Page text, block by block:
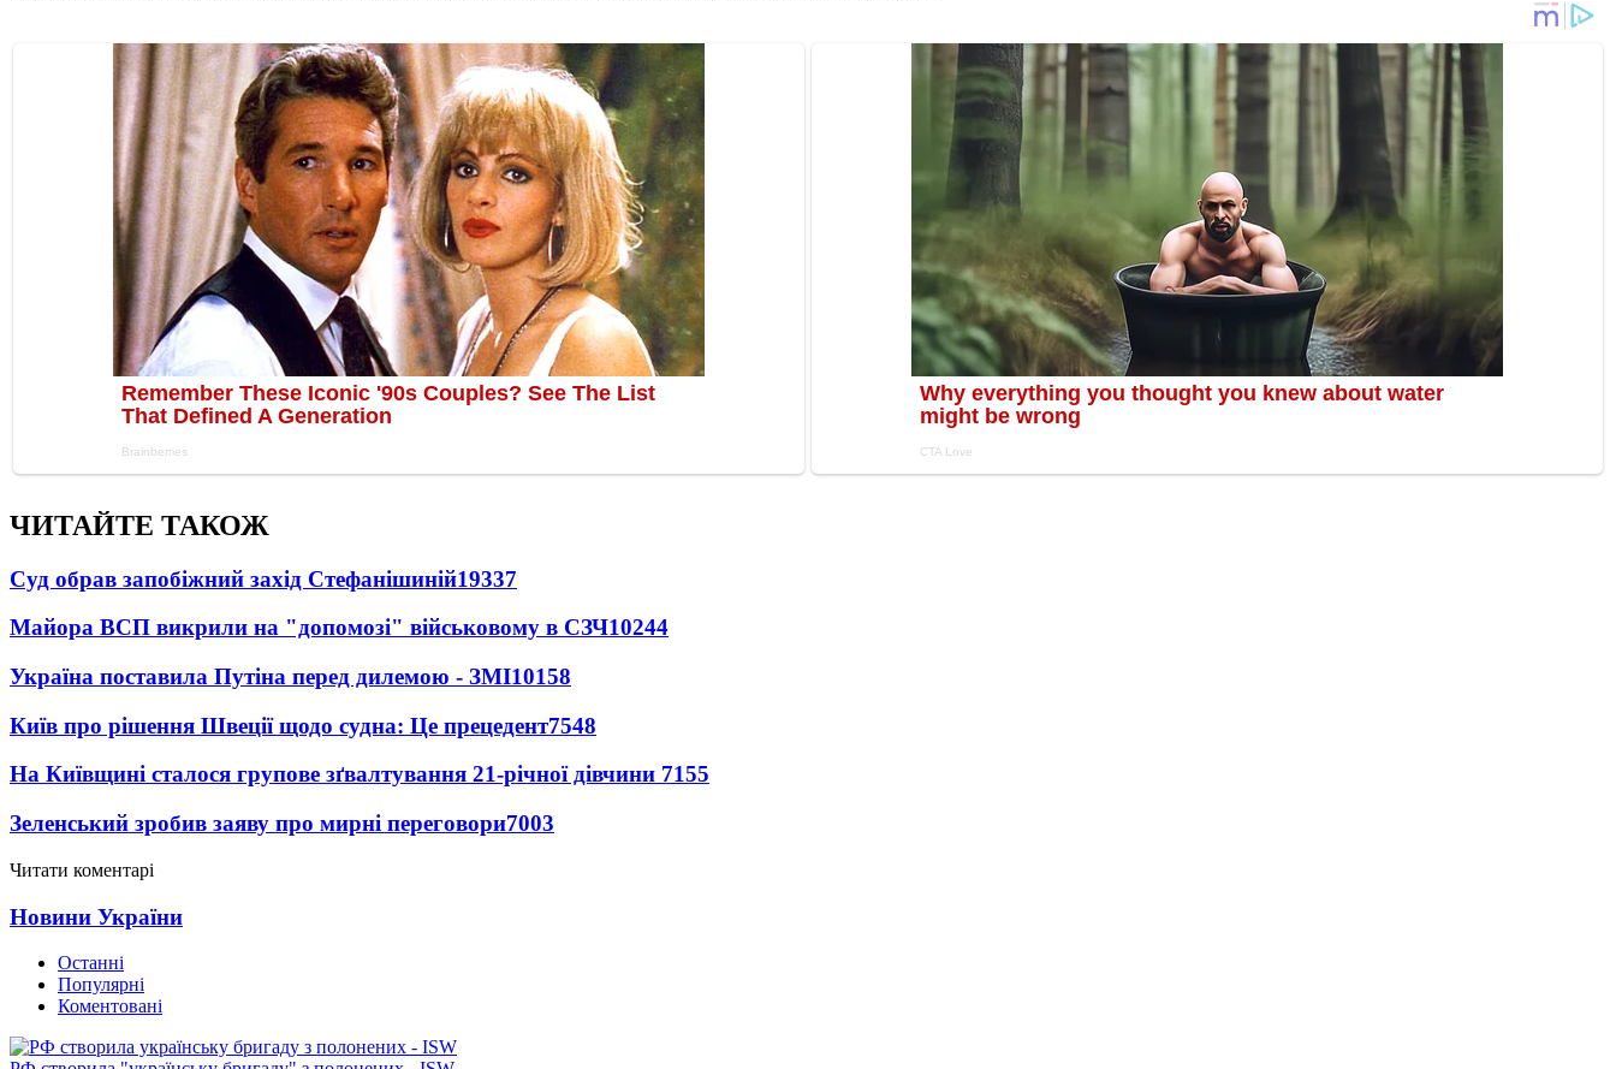
ЧИТАЙТЕ ТАКОЖ
Суд обрав запобіжний захід Стефанішиній19337
Майора ВСП викрили на "допомозі" військовому в СЗЧ10244
Україна поставила Путіна перед дилемою - ЗМІ10158
Київ про рішення Швеції щодо судна: Це прецедент7548
На Київщині сталося групове зґвалтування 21-річної дівчини 7155
Зеленський зробив заяву про мирні переговори7003
Читати коментарі
Новини України
Останні
Популярні
Коментовані